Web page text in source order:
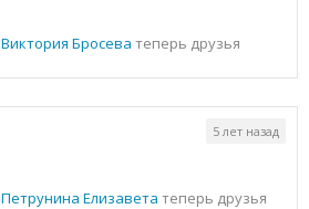
Виктория Бросева теперь друзья
Петрунина Елизавета теперь друзья
5 лет назад